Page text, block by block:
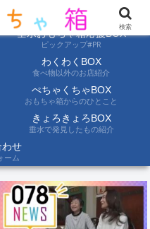
分たちの目でみて聞いて伝えます
垂水おもちゃ箱応援BOX
ピックアップ#PR
わくわくBOX
食べ物以外のお店紹介
ぺちゃくちゃBOX
おもちゃ箱からのひとこと
きょろきょろBOX
垂水で発見したもの紹介
わせ
ーム
検索